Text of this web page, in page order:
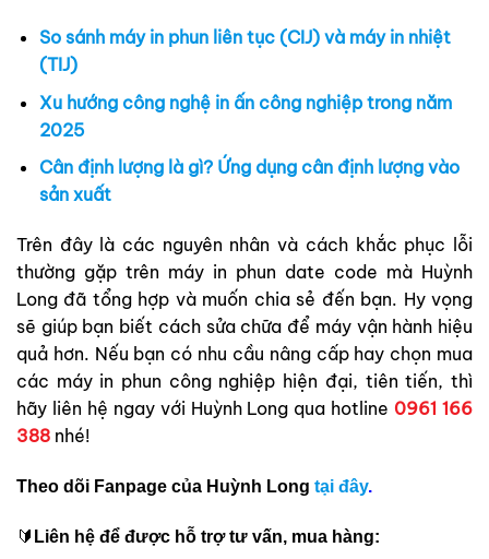
So sánh máy in phun liên tục (CIJ) và máy in nhiệt
(TIJ)
Xu hướng công nghệ in ấn công nghiệp trong năm
2025
Cân định lượng là gì? Ứng dụng cân định lượng vào
sản xuất
Trên đây là các nguyên nhân và cách khắc phục lỗi
thường gặp trên máy in phun date code mà Huỳnh
Long đã tổng hợp và muốn chia sẻ đến bạn. Hy vọng
sẽ giúp bạn biết cách sửa chữa để máy vận hành hiệu
quả hơn. Nếu bạn có nhu cầu nâng cấp hay chọn mua
các máy in phun công nghiệp hiện đại, tiên tiến, thì
hãy liên hệ ngay với Huỳnh Long qua hotline 0961 166
388 nhé!
Theo dõi Fanpage của Huỳnh Long tại đây.
🔰 Liên hệ để được hỗ trợ tư vấn, mua hàng: